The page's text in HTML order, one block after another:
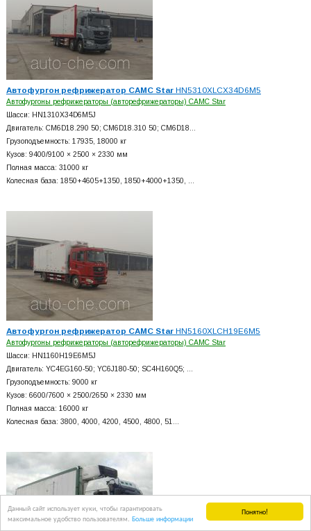
Понятно!
Данный сайт использует куки, чтобы гарантировать
максимальное удобство пользователям. Больше информации
Автофургон рефрижератор CAMC StarHN5310XLCX34D6M5
Автофургоны рефрижераторы (авторефрижераторы) CAMC Star
Шасси: HN1310X34D6M5J
Двигатель: CM6D18.290 50; CM6D18.310 50; CM6D18…
Грузоподъемность: 17935, 18000 кг
Кузов: 9400/9100 × 2500 × 2330 мм
Полная масса: 31000 кг
Колесная база: 1850+4605+1350, 1850+4000+1350, …
Автофургон рефрижератор CAMC StarHN5160XLCH19E6M5
Автофургоны рефрижераторы (авторефрижераторы) CAMC Star
Шасси: HN1160H19E6M5J
Двигатель: YC4EG160-50; YC6J180-50; SC4H160Q5; …
Грузоподъемность: 9000 кг
Кузов: 6600/7600 × 2500/2650 × 2330 мм
Полная масса: 16000 кг
Колесная база: 3800, 4000, 4200, 4500, 4800, 51…